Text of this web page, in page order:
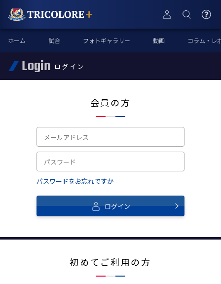
ホーム 試合 フォトギャラリー 動画 コラム・レ
Login ログイン
会員の方
パスワードをお忘れですか
ログイン
初めてご利用の方